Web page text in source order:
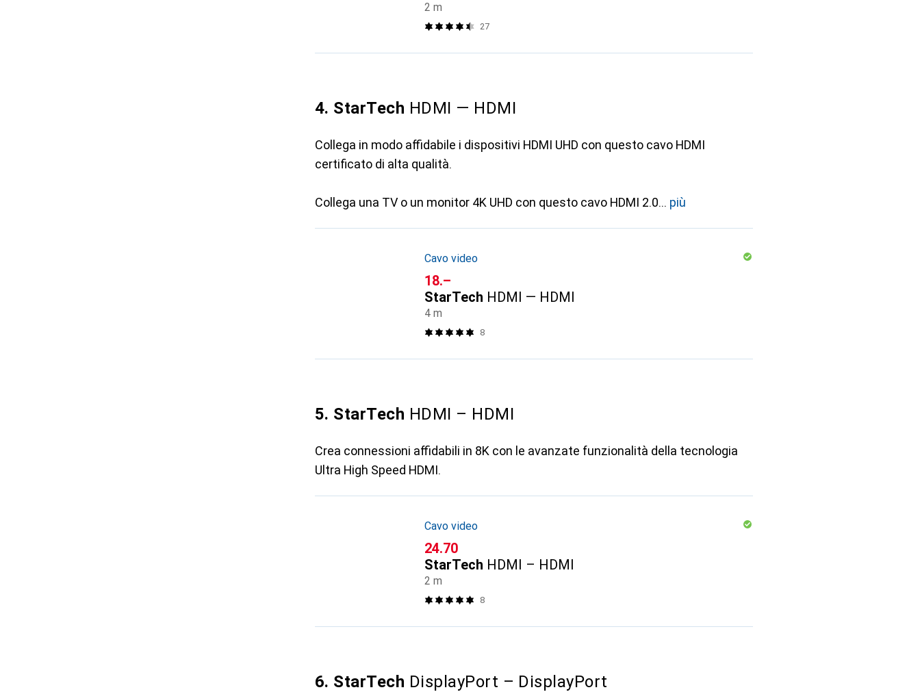
2 m
27
4. StarTech HDMI — HDMI
Collega in modo affidabile i dispositivi HDMI UHD con questo cavo HDMI
certificato di alta qualità.
Collega una TV o un monitor 4K UHD con questo cavo HDMI 2.0 più
Cavo video
CHF
18.–
StarTech HDMI — HDMI
4 m
8
5. StarTech HDMI – HDMI
Crea connessioni affidabili in 8K con le avanzate funzionalità della tecnologia
Ultra High Speed HDMI.
Cavo video
CHF
24.70
StarTech HDMI – HDMI
2 m
8
6. StarTech DisplayPort – DisplayPort